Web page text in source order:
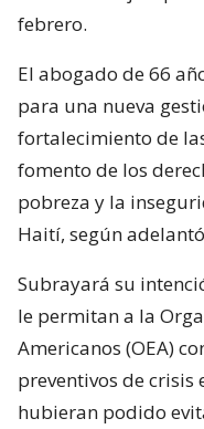
febrero.
El abogado de 66
para una nueva
fortalecimiento de
fomento de los
pobreza y la
Haití, según
Subrayará su
le permitan a la
Americanos (OEA)
preventivos de crisis
hubieran podido